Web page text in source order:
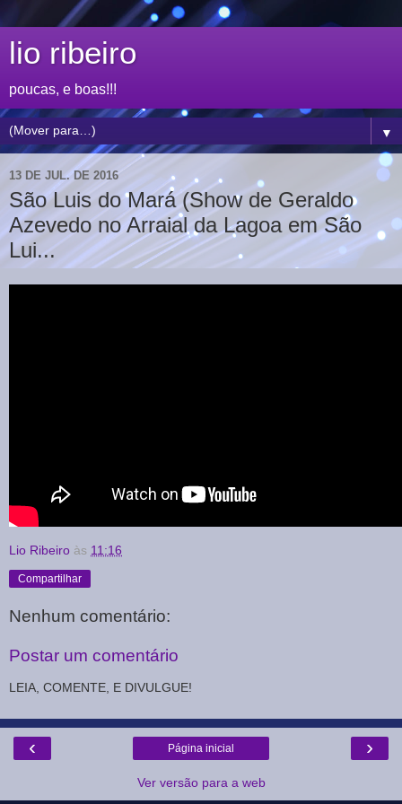
lio ribeiro
poucas, e boas!!!
▼
13 DE JUL. DE 2016
São Luis do Mará (Show de Geraldo
Azevedo no Arraial da Lagoa em São
Lui...
Lio Ribeiro às 11:16
Compartilhar
Nenhum comentário:
Postar um comentário
LEIA, COMENTE, E DIVULGUE!
‹ ›
Página inicial
Ver versão para a web